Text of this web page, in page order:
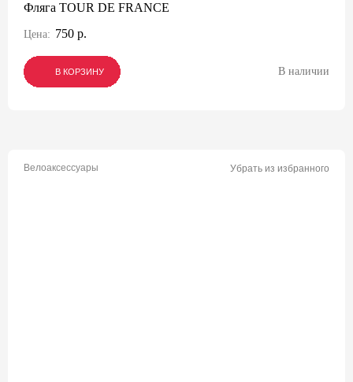
Фляга TOUR DE FRANCE
Цена: 750 р.
В КОРЗИНУ
В КОРЗИНУ
В КОРЗИНУ В наличии
Велоаксессуары Убрать из избранного